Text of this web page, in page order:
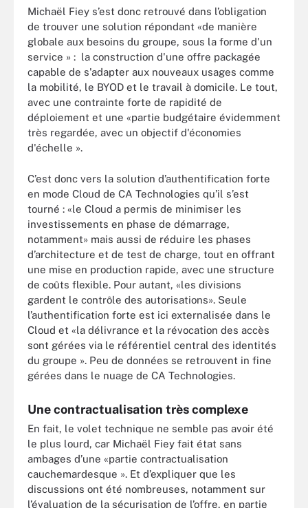
Michaël Fiey s’est donc retrouvé dans l’obligation
de trouver une solution répondant «de manière
globale aux besoins du groupe, sous la forme d'un
service » : la construction d'une offre packagée
capable de s'adapter aux nouveaux usages comme
la mobilité, le BYOD et le travail à domicile. Le tout,
avec une contrainte forte de rapidité de
déploiement et une «partie budgétaire évidemment
très regardée, avec un objectif d'économies
d'échelle ».
C’est donc vers la solution d’authentification forte
en mode Cloud de CA Technologies qu’il s’est
tourné : «le Cloud a permis de minimiser les
investissements en phase de démarrage,
notamment» mais aussi de réduire les phases
d’architecture et de test de charge, tout en offrant
une mise en production rapide, avec une structure
de coûts flexible. Pour autant, «les divisions
gardent le contrôle des autorisations». Seule
l’authentification forte est ici externalisée dans le
Cloud et «la délivrance et la révocation des accès
sont gérées via le référentiel central des identités
du groupe ». Peu de données se retrouvent in fine
gérées dans le nuage de CA Technologies.
Une contractualisation très complexe
En fait, le volet technique ne semble pas avoir été
le plus lourd, car Michaël Fiey fait état sans
ambages d’une «partie contractualisation
cauchemardesque ». Et d’expliquer que les
discussions ont été nombreuses, notamment sur
l’évaluation de la sécurisation de l’offre, en partie